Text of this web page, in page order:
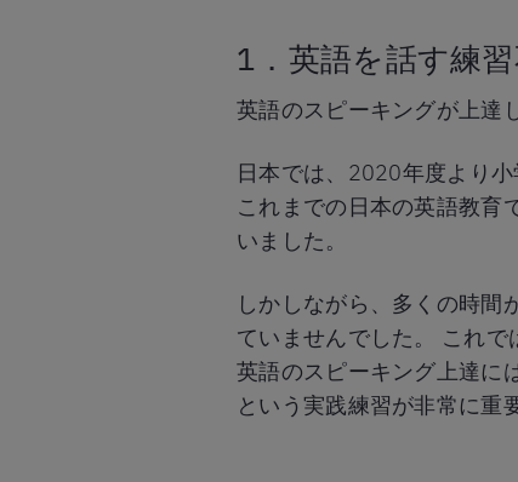
1．英語を話す練習
英語のスピーキングが上達
日本では、2020年度より小
これまでの日本の英語教育
いました。
しかしながら、多くの時間
ていませんでした。 これで
英語のスピーキング上達に
という実践練習が非常に重